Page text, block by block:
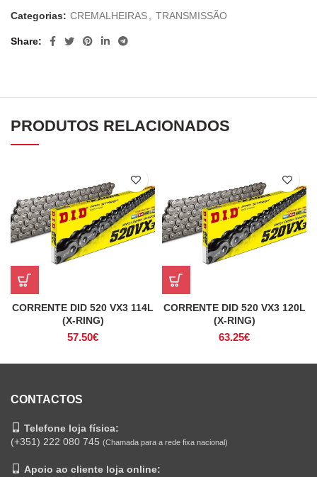
Categorias: CREMALHEIRAS TRANSMISSÃO
Share
PRODUTOS RELACIONADOS
CORRENTE DID 520 VX3 114L
(X-RING)
57.50€
CORRENTE DID 520 VX3 120L
(X-RING)
63.25€
CONTACTOS
Telefone loja física:
(+351) 222 080 745 (Chamada para a rede fixa nacional)
Apoio ao cliente loja online: